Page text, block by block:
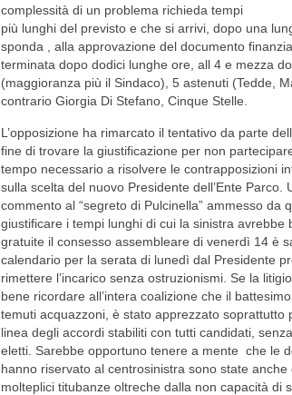
complessità di un problema richieda tempi
più lunghi del previsto e che si arrivi, dopo una
sponda , alla approvazione del documento
terminata dopo dodici lunghe ore, all 4 e mezza
(maggioranza più il Sindaco), 5 astenuti (Tedde,
contrario Giorgia Di Stefano, Cinque Stelle.
L’opposizione ha rimarcato il tentativo da parte
fine di trovare la giustificazione per non
tempo necessario a risolvere le contrapposizioni
sulla scelta del nuovo Presidente dell’Ente Parco.
commento al “segreto di Pulcinella” ammesso da
giustificare i tempi lunghi di cui la sinistra
gratuite il consesso assembleare di venerdì 14 è
calendario per la serata di lunedì dal Presidente
rimettere l’incarico senza ostruzionismi. Se la
bene ricordare all’intera coalizione che il
temuti acquazzoni, è stato apprezzato
linea degli accordi stabiliti con tutti candidati,
eletti. Sarebbe opportuno tenere a mente che le
hanno riservato al centrosinistra sono state
molteplici titubanze oltreche dalla non capacità di